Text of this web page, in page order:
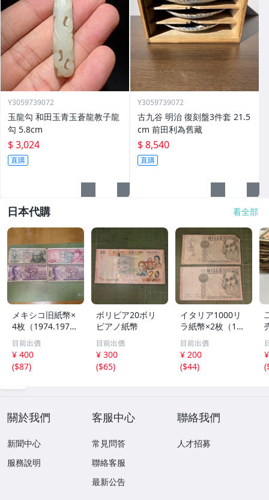
Y3059739072
玉龍勾 和田玉青玉蒼龍教子龍
勾 5.8cm
$ 3,024
直購
Y3059739072
古九谷 明治 復刻盤3件套 21.5
cm 前田利為舊藏
$ 8,540
直購
日本代購 看全部
メキシコ旧紙幣×
4枚（1974.1975.
1977）
目前出價
¥ 400
($87)
ボリビア20ボリ
ビアノ紙幣
目前出價
¥ 300
($65)
イタリア1000リ
ラ紙幣×2枚（198
2）
目前出價
¥ 200
($44)
(
關於我們
新聞中心
服務說明
客服中心
常見問答
聯絡客服
最新公告
聯絡我們
人才招募